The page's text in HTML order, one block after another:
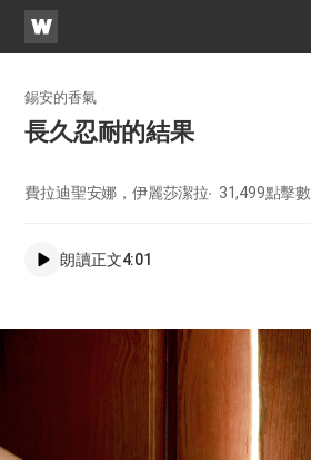
WATV
錫安的香氣
長久忍耐的結果
費拉迪聖安娜，伊麗莎潔拉 31,499點擊數
朗讀正文4:01